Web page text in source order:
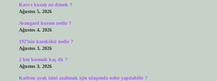
Kavs-ı kuzah ne demek ?
Ağustos 5, 2026
Avangard kuram nedir ?
Ağustos 4, 2026
192’nin karekökü nedir ?
Ağustos 3, 2026
2 km kosmak kaç dk ?
Ağustos 3, 2026
Karbon ayak izini azaltmak için ulaşımda neler yapılabilir ?